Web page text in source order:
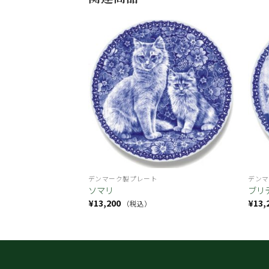
お気
に入
り
デンマーク製プレート
ソマリ
¥13,200 （税込）
デン
ブリ
¥